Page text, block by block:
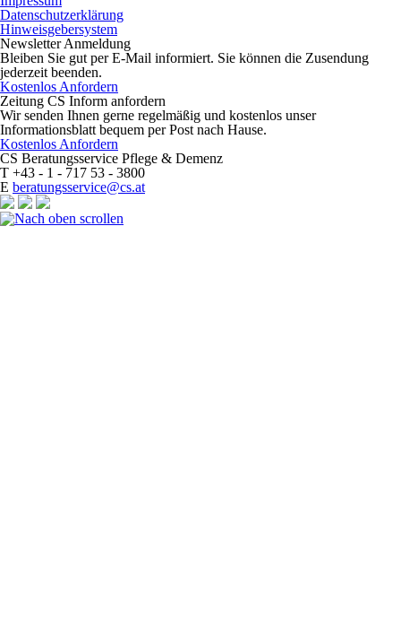
Datenschutzerklärung
Hinweisgebersystem
NewsletterAnmeldung
Bleiben Sie gut per E-Mail informiert. Sie können die Zusendung
jederzeit beenden.
Kostenlos Anfordern
Zeitung CS Inform anfordern
Wir senden Ihnen gerne regelmäßig und kostenlos unser
Informationsblatt bequem per Post nach Hause.
Kostenlos Anfordern
CS Beratungsservice Pflege & Demenz
T +43 - 1 - 717 53 - 3800
E beratungsservice@cs.at